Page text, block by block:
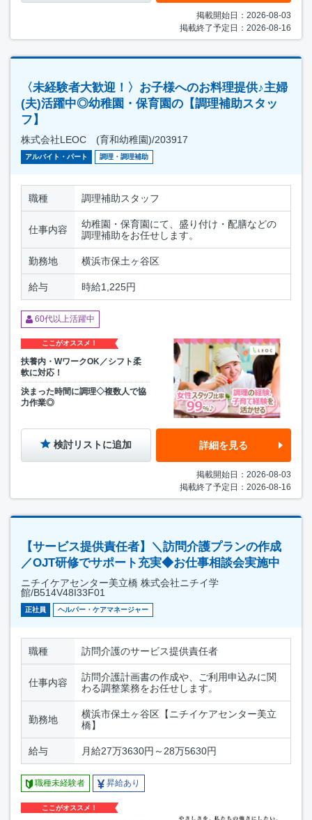
掲載開始日：2026-08-03
掲載終了予定日：2026-08-16
〈未経験者大歓迎！〉お子様へのお料理提供♪主婦
(夫)活躍中◎幼稚園・保育園の【調理補助スタッ
フ】
株式会社LEOC (育和幼稚園)/203917
アルバイト・パート 調理・調理補助
職種 調理補助スタッフ
仕事内容
幼稚園・保育園にて、盛り付け・配膳などの
調理補助をお任せします。
勤務地 横浜市保土ヶ谷区
給与 時給1,225円
60代以上活躍中
ここがオススメ！
扶養内・WワークOK／シフト柔
軟に対応！
決まった時間に調理◇複数人で協
力作業◎
検討リストに追加 詳細を見る
掲載開始日：2026-08-03
掲載終了予定日：2026-08-16
【サービス提供責任者】＼訪問介護プランの作成
／OJT研修でサポート充実◆お仕事相談会実施中
ニチイケアセンター美立橋 株式会社ニチイ学
館/B514V48I33F01
正社員 ヘルパー・ケアマネージャー
職種 訪問介護のサービス提供責任者
仕事内容
訪問介護計画書の作成や、ご利用申込みに関
わる調整業務をお任せします。
勤務地
横浜市保土ヶ谷区【ニチイケアセンター美立
橋】
給与 月給27万3630円～28万5630円
職種未経験者 昇給あり
ここがオススメ！